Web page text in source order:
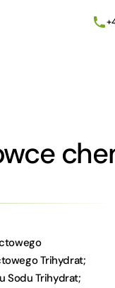
Trihydrat;
Sodu Trihydrat;